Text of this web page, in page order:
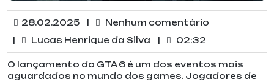
28.02.2025 |
Nenhum comentário
|
Lucas Henrique da Silva | 02:32
O lançamento do GTA 6 é um dos eventos mais
aguardados no mundo dos games. Jogadores de